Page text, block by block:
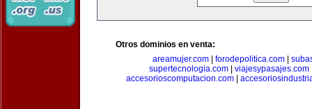
Otros dominios en venta:
areamujer.com
forodepolitica.com
supertecnologia.com| viajesypasajes.com
accesorioscomputacion.com